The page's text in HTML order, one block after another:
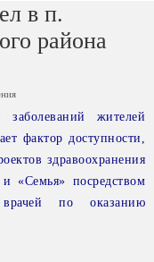
в п.
района
жителей
фактор доступности,
здравоохранения
«Семья» посредством
врачей по оказанию